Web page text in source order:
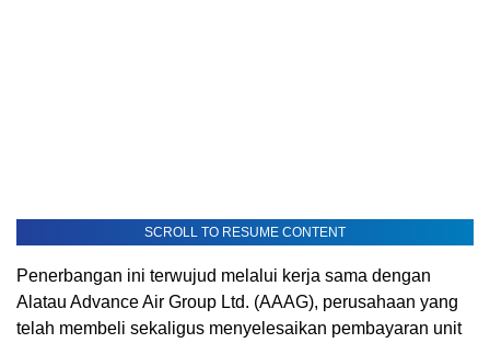
SCROLL TO RESUME CONTENT
Penerbangan ini terwujud melalui kerja sama dengan
Alatau Advance Air Group Ltd. (AAAG), perusahaan yang
telah membeli sekaligus menyelesaikan pembayaran unit